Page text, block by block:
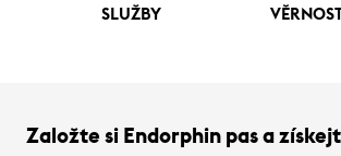
SLUŽBY
Založte si Endorphin pas a